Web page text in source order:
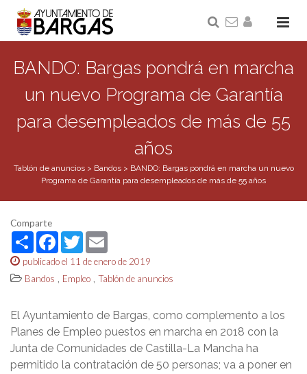
BANDO: Bargas pondrá en marcha
un nuevo Programa de Garantía
para desempleados de más de 55
años
Tablón de anuncios> Bandos> BANDO: Bargas pondrá en marcha un nuevo
Programa de Garantía para desempleados de más de 55 años
Comparte
ShareFacebook
Twitter
publicado el 11 de enero de 2019
Bandos , Empleo , Tablón de anuncios
El Ayuntamiento de Bargas, como complemento a los
Planes de Empleo puestos en marcha en 2018 con la
Junta de Comunidades de Castilla-La Mancha ha
permitido la contratación de 50 personas; va a poner en